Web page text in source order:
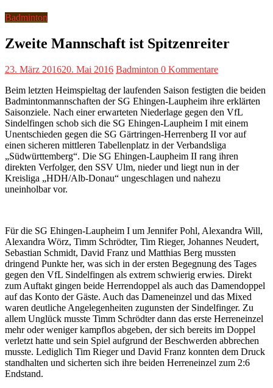
Badminton
Zweite Mannschaft ist Spitzenreiter
23. März 201620. Mai 2016 Badminton 0 Kommentare
Beim letzten Heimspieltag der laufenden Saison festigten die beiden
Badmintonmannschaften der SG Ehingen-Laupheim ihre erklärten
Saisonziele. Nach einer erwarteten Niederlage gegen den VfL
Sindelfingen schob sich die SG Ehingen-Laupheim I mit einem
Unentschieden gegen die SG Gärtringen-Herrenberg II vor auf
einen sicheren mittleren Tabellenplatz in der Verbandsliga
„Südwürttemberg“. Die SG Ehingen-Laupheim II rang ihren
direkten Verfolger, den SSV Ulm, nieder und liegt nun in der
Kreisliga „HDH/Alb-Donau“ ungeschlagen und nahezu
uneinholbar vor.
Für die SG Ehingen-Laupheim I um Jennifer Pohl, Alexandra Will,
Alexandra Wörz, Timm Schrödter, Tim Rieger, Johannes Neudert,
Sebastian Schmidt, David Franz und Matthias Berg mussten
dringend Punkte her, was sich in der ersten Begegnung des Tages
gegen den VfL Sindelfingen als extrem schwierig erwies. Direkt
zum Auftakt gingen beide Herrendoppel als auch das Damendoppel
auf das Konto der Gäste. Auch das Dameneinzel und das Mixed
waren deutliche Angelegenheiten zugunsten der Sindelfinger. Zu
allem Unglück musste Timm Schrödter dann das erste Herreneinzel
mehr oder weniger kampflos abgeben, der sich bereits im Doppel
verletzt hatte und sein Spiel aufgrund der Beschwerden abbrechen
musste. Lediglich Tim Rieger und David Franz konnten dem Druck
standhalten und sicherten sich ihre beiden Herreneinzel zum 2:6
Endstand.